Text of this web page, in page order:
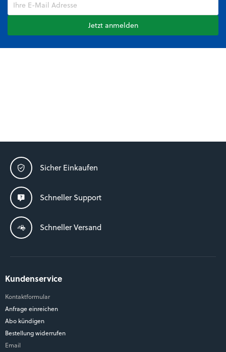
Jetzt anmelden
Sicher Einkaufen
Schneller Support
Schneller Versand
Kundenservice
Kontaktformular
Anfrage einreichen
Abo kündigen
Bestellung widerrufen
Email